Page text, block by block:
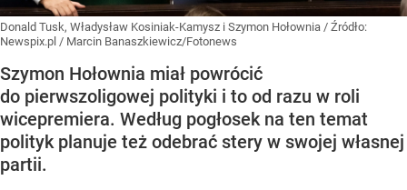
Donald Tusk, Władysław Kosiniak-Kamysz i Szymon Hołownia / Źródło:
Newspix.pl / Marcin Banaszkiewicz/Fotonews
Szymon Hołownia miał powrócić
do pierwszoligowej polityki i to od razu w roli
wicepremiera. Według pogłosek na ten temat
polityk planuje też odebrać stery w swojej własnej
partii.